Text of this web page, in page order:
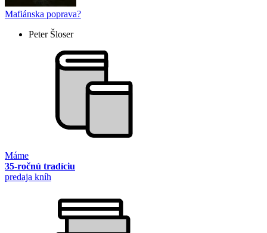
Mafiánska poprava?
Peter Šloser
Máme
35-ročnú tradíciu
predaja kníh